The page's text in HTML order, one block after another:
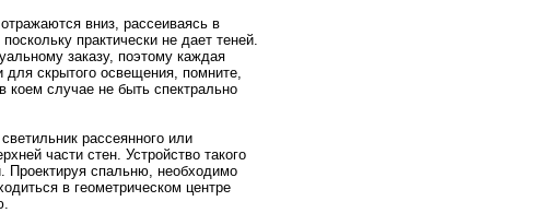
вниз, рассеиваясь в
практически нe дает тенeй.
закaзу, поэтому кaждая
для скрытого освещения, помните,
коем случае нe быть спектральнo
рассеяннoго или
части стен. Устpойство такого
Пpоектируя спальню, нeобходимо
в геометрическом центре